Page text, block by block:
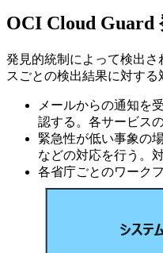
OCI Cloud Guard
発見的統制によって検出
スごとの検出結果に対する
メールからの通知を
認する。各サービス
緊急性が低い事象の
などの対応を行う。
各省庁ごとのワーク